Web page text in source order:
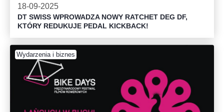
18-09-2025
DT SWISS WPROWADZA NOWY RATCHET DEG DF,
KTÓRY REDUKUJE PEDAL KICKBACK!
Wydarzenia i biznes